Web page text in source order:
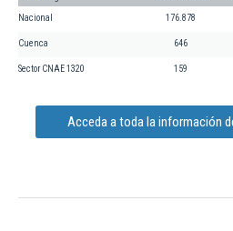
Nacional 176.878
Cuenca 646
Sector CNAE 1320 159
Acceda a toda la información